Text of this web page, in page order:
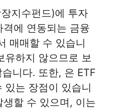
지수펀드)에 투자
에 연동되는 금융
매매할 수 있습니
유하지 않으므로 보
니다. 또한, 은 ETF
있는 장점이 있습니
할 수 있으며, 이는